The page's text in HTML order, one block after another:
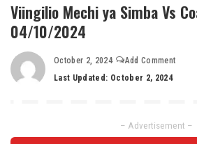
Viingilio Mechi ya Simba Vs
04/10/2024
October 2, 2024
Add Comment
Last Updated: October 2, 2024
– Advertisement –